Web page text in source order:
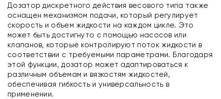
Дозатор дискретного действия весового типа также
оснащен механизмом подачи, который регулирует
скорость и объем жидкости на каждом цикле. Это
может быть достигнуто с помощью насосов или
клапанов, которые контролируют поток жидкости в
соответствии с требуемыми параметрами. Благодаря
этой функции, дозатор может адаптироваться к
различным объемам и вязкостям жидкостей,
обеспечивая гибкость и универсальность в
применении.